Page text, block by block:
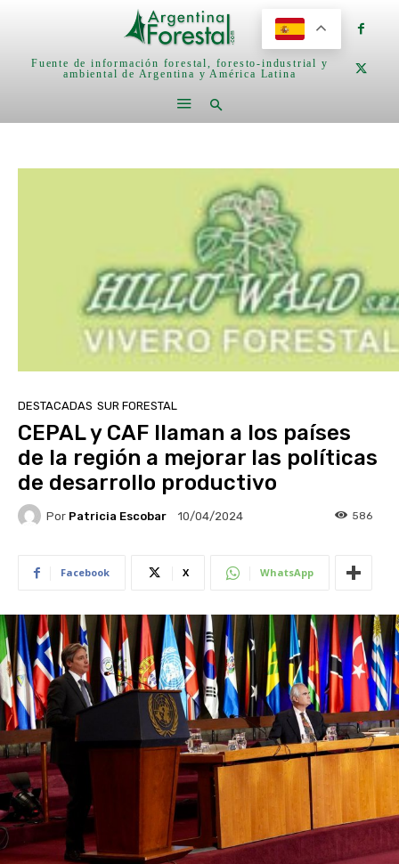
Fuente de información forestal, foresto-industrial y
ambiental de Argentina y América Latina
DESTACADAS SUR FORESTAL
CEPAL y CAF llaman a los países
de la región a mejorar las políticas
de desarrollo productivo
Por Patricia Escobar 10/04/2024 586
Facebook X WhatsApp